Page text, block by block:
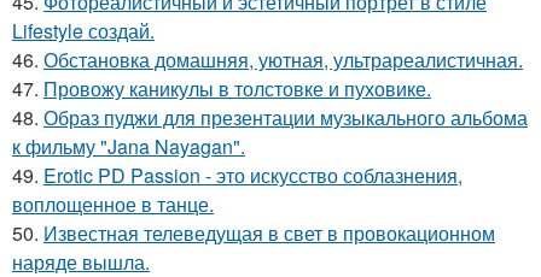
Lifestyle создай.
46. Обстановка домашняя, уютная, ультрареалистичная.
47. Провожу каникулы в толстовке и пуховике.
48. Образ пуджи для презентации музыкального альбома
к фильму "Jana Nayagan".
49. Erotic PD Passion - это искусство соблазнения,
воплощенное в танце.
50. Известная телеведущая в свет в провокационном
наряде вышла.